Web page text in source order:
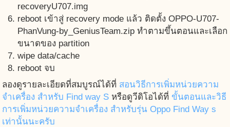
recoveryU707.img
reboot เข้าสู่ recovery mode แล้ว ติดตั้ง OPPO-U707-
PhanVung-by_GeniusTeam.zip ทำตามขึ้นตอนและเลือก
ขนาดของ partition
wipe data/cache
reboot จบ
ลองดูรายละเอียดที่สมบูรณ์ได้ที่ สอนวิธีการเพิ่มหน่วยความ
จำเครื่อง สำหรับ Find way S หรือดูวีดิโอได้ที่ ขั้นตอนและวิธี
การเพิ่มหน่วยความจำเครื่อง สำหรับรุ่น Oppo Find Way s
เท่านั้นนะครับ